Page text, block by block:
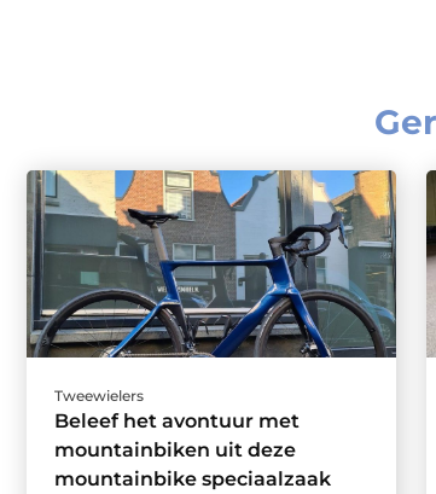
Tweewielers
Beleef het avontuur met
mountainbiken uit deze
mountainbike speciaalzaak